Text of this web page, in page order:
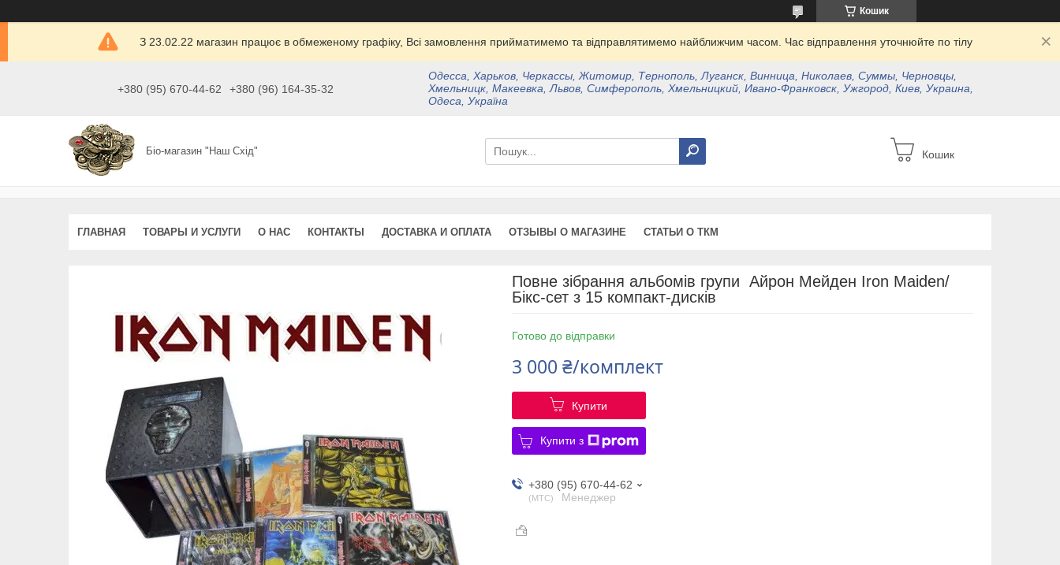
Кошик
З 23.02.22 магазин працює в обмеженому графіку, Всі замовлення прийматимемо та відправлятимемо найближчим часом. Час відправлення уточнюйте по тілу
+380 (95) 670-44-62 +380 (96) 164-35-32
Одесса, Харьков, Черкассы, Житомир, Тернополь, Луганск, Винница, Николаев, Суммы, Черновцы,
Хмельницк, Макеевка, Львов, Симферополь, Хмельницкий, Ивано-Франковск, Ужгород, Киев, Украина,
Одеса, Україна
Біо-магазин "Наш Схід" Кошик
ГЛАВНАЯ ТОВАРЫ И УСЛУГИ О НАС КОНТАКТЫ ДОСТАВКА И ОПЛАТА ОТЗЫВЫ О МАГАЗИНЕ СТАТЬИ О ТКМ
Повне зібрання альбомів групи Айрон Мейден Iron Maiden/
Бікс-сет з 15 компакт-дисків
Готово до відправки
3 000 ₴/комплект
Купити
Купити з
+380 (95) 670-44-62
МТС Менеджер